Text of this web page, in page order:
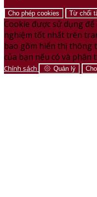
Cho phép cookies Từ chối
Cookie được sử dụng
nghiệm tốt nhất trên
bao gồm hiển thị thông
của bạn nếu có và
Chính sách Quản lý